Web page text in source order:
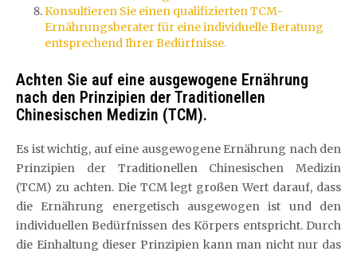
Konsultieren Sie einen qualifizierten TCM-
Ernährungsberater für eine individuelle Beratung
entsprechend Ihrer Bedürfnisse.
Achten Sie auf eine ausgewogene Ernährung
nach den Prinzipien der Traditionellen
Chinesischen Medizin (TCM).
Es ist wichtig, auf eine ausgewogene Ernährung nach den
Prinzipien der Traditionellen Chinesischen Medizin
(TCM) zu achten. Die TCM legt großen Wert darauf, dass
die Ernährung energetisch ausgewogen ist und den
individuellen Bedürfnissen des Körpers entspricht. Durch
die Einhaltung dieser Prinzipien kann man nicht nur das